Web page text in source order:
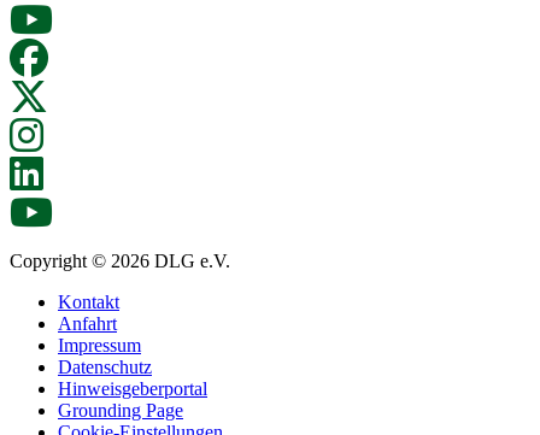
Copyright © 2026 DLG e.V.
Kontakt
Anfahrt
Impressum
Datenschutz
Hinweisgeberportal
Grounding Page